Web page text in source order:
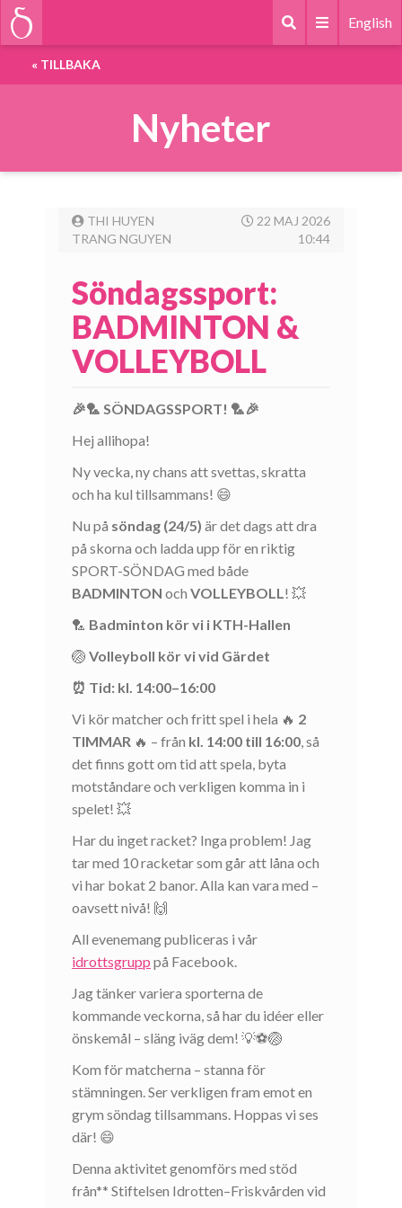
English
« TILLBAKA
Nyheter
THI HUYEN
TRANG NGUYEN
22 MAJ 2026
10:44
Söndagssport:
BADMINTON &
VOLLEYBOLL
🎉🏸 SÖNDAGSSPORT! 🏸🎉
Hej allihopa!
Ny vecka, ny chans att svettas, skratta
och ha kul tillsammans! 😄
Nu på söndag (24/5) är det dags att dra
på skorna och ladda upp för en riktig
SPORT-SÖNDAG med både
BADMINTON och VOLLEYBOLL! 💥
🏸 Badminton kör vi i KTH-Hallen
🏐 Volleyboll kör vi vid Gärdet
⏰ Tid: kl. 14:00–16:00
Vi kör matcher och fritt spel i hela 🔥 2
TIMMAR 🔥 – från kl. 14:00 till 16:00, så
det finns gott om tid att spela, byta
motståndare och verkligen komma in i
spelet! 💥
Har du inget racket? Inga problem! Jag
tar med 10 racketar som går att låna och
vi har bokat 2 banor. Alla kan vara med –
oavsett nivå! 🙌
All evenemang publiceras i vår
idrottsgrupp på Facebook.
Jag tänker variera sporterna de
kommande veckorna, så har du idéer eller
önskemål – släng iväg dem! 💡⚽🏐
Kom för matcherna – stanna för
stämningen. Ser verkligen fram emot en
grym söndag tillsammans. Hoppas vi ses
där! 😄
Denna aktivitet genomförs med stöd
från** Stiftelsen Idrotten–Friskvården vid